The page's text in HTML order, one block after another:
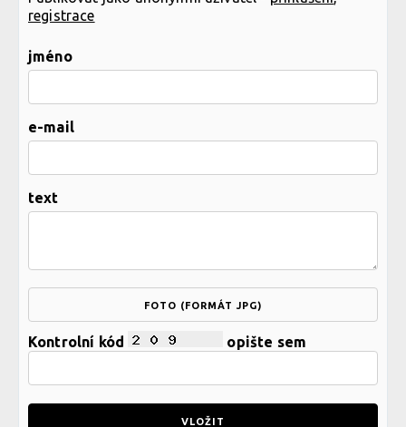
registrace
jméno
e-mail
text
FOTO (FORMÁT JPG)
Kontrolní kód opište sem